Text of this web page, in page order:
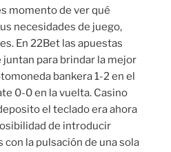
momento de ver qué
necesidades de juego,
En 22Bet las apuestas
para brindar la mejor
bankera 1-2 en el
0-0 en la vuelta. Casino
el teclado era ahora
de introducir
la pulsación de una sola